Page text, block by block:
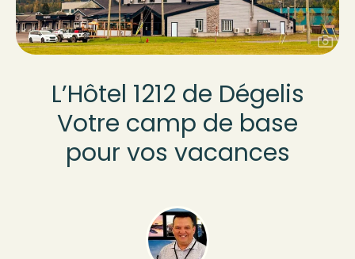
L’Hôtel 1212 de Dégelis
Votre camp de base
pour vos vacances